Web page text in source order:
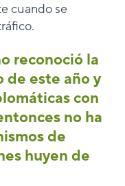
cuando se
reconoció la
de este año y
con
no ha
de
huyen de